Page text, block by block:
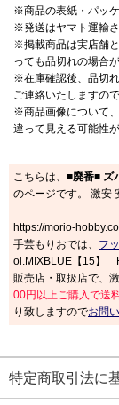
※商品の表紙・パッ
※発送はヤマト運輸
※掲載商品は実店舗
っても品切れの場合
※在庫確認後、品切
ご連絡いたしますの
※商品画像について
違って見える可能性が
こちらは、 ■廃番■ ズ
のページです。 激安
https://morio-
手芸もりおでは、 フ
ol.MIXBLUE【15】
販売店・取扱店で、
00円以上ご購入で送
り致しますのでお問
特定商取引法に